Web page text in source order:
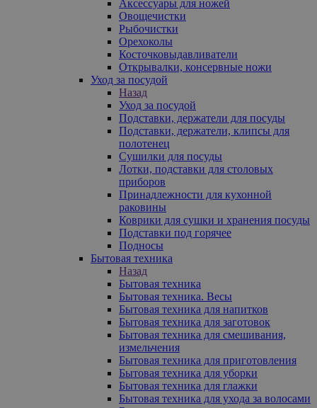
Аксессуары для ножей
Овощечистки
Рыбочистки
Орехоколы
Косточковыдавливатели
Открывалки, консервные ножи
Уход за посудой
Назад
Уход за посудой
Подставки, держатели для посуды
Подставки, держатели, клипсы для
полотенец
Сушилки для посуды
Лотки, подставки для столовых
приборов
Принадлежности для кухонной
раковины
Коврики для сушки и хранения посуды
Подставки под горячее
Подносы
Бытовая техника
Назад
Бытовая техника
Бытовая техника. Весы
Бытовая техника для напитков
Бытовая техника для заготовок
Бытовая техника для смешивания,
измельчения
Бытовая техника для приготовления
Бытовая техника для уборки
Бытовая техника для глажки
Бытовая техника для ухода за волосами